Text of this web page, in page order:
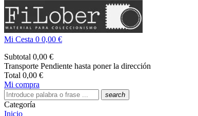
Mi Cesta 0 0,00 €
Subtotal 0,00 €
Transporte Pendiente hasta poner la dirección
Total 0,00 €
Mi compra
search
Categoría
Inicio